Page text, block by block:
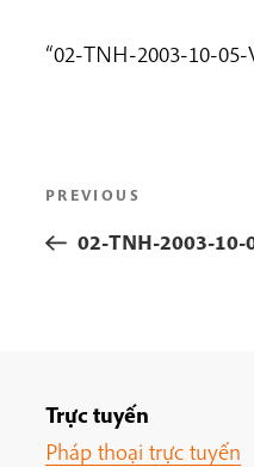
“02-TNH-2003-10-
Previous
Post
PREVIOUS
02-TNH-2003-10-
Trực tuyến
Pháp thoại trực tuyến